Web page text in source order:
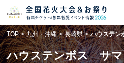
花火大会
TOP > 九州・沖縄 > 長崎県 > ハウステ
ハウステンボス サマ